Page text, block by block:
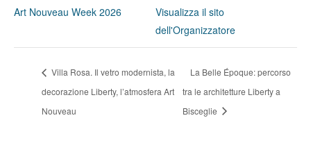
Art Nouveau Week 2026
Visualizza il sito
dell'Organizzatore
Villa Rosa. Il vetro modernista, la
decorazione Liberty, l’atmosfera Art
Nouveau
La Belle Époque: percorso
tra le architetture Liberty a
Bisceglie